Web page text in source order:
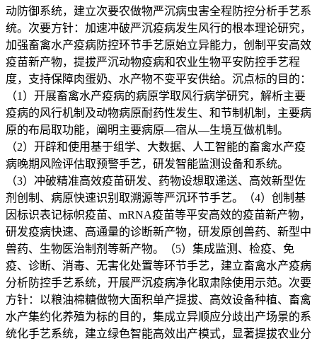
动防御系统，建立次要农做物严沉病虫害全程防控分析手艺系
统。次要方针：加速冲破严沉疫病发生风行的根本理论研究，
加强畜禽水产疫病防控环节手艺原始立异能力，创制平安高效
疫苗新产物，提拔严沉动物疫病和农业生物平安防控手艺程
度，支持保障肉蛋奶、水产物不变平安供给。沉点标的目的：
（1）开展畜禽水产疫病的病原学取风行病学研究，解析主要
疫病的风行机制及动物病原耐药性发生、和节制机制，主要病
原的布局取功能，阐明主要病原—宿从—生境互做机制。
（2）开辟和使用基于组学、大数据、人工智能的畜禽水产疫
病晚期风险评估取预警手艺，研发智能监测设备和系统。
（3）冲破精准高效疫苗研发、药物设想取递送、高效新型佐
剂创制、病原快速识别取溯源等严沉环节手艺。（4）创制基
因标识表记标帜疫苗、mRNA疫苗等平安高效的疫苗新产物，
研发疫病快速、高通量的诊断新产物，研发原创兽药、新型中
兽药、生物医治制剂等新产物。（5）集成监测、检疫、免
疫、诊断、消毒、无害化处置等环节手艺，建立畜禽水产疫病
分析防控手艺系统，开展严沉疫病净化取肃除使用示范。次要
方针：以粮油棉糖做物大面积单产提拔、高效设备种植、畜禽
水产集约化养殖为标的目的，集成立异顺应分歧出产场景的系
统化手艺系统，建立绿色智能高效出产模式，显著提拔农业分